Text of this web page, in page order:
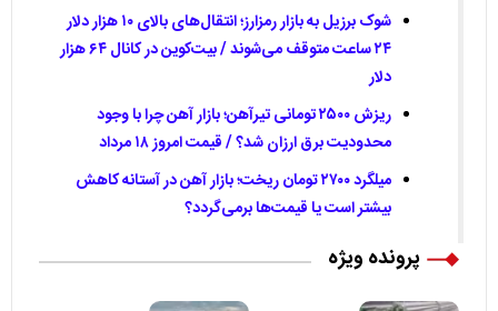
شوک برزیل به بازار رمزارز؛ انتقال‌های بالای ۱۰ هزار دلار
۲۴ ساعت متوقف می‌شوند / بیت‌کوین در کانال ۶۴ هزار
دلار
ریزش ۲۵۰۰ تومانی تیرآهن؛ بازار آهن چرا با وجود
محدودیت برق ارزان شد؟ / قیمت امروز ۱۸ مرداد
میلگرد ۲۷۰۰ تومان ریخت؛ بازار آهن در آستانه کاهش
بیشتر است یا قیمت‌ها برمی‌گردد؟
پرونده ویژه